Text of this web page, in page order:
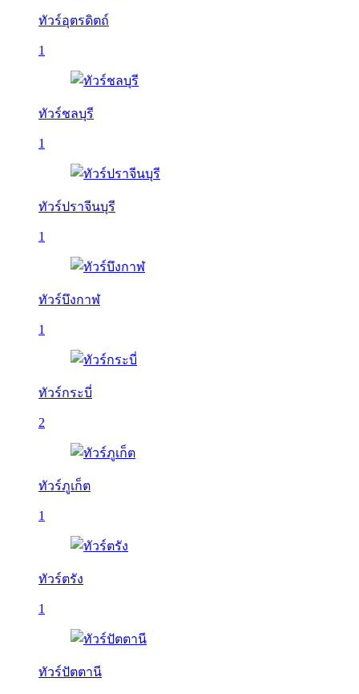
ทัวร์อุตรดิตถ์
1
ทัวร์ชลบุรี
1
ทัวร์ปราจีนบุรี
1
ทัวร์บึงกาฬ
1
ทัวร์กระบี่
2
ทัวร์ภูเก็ต
1
ทัวร์ตรัง
1
ทัวร์ปัตตานี